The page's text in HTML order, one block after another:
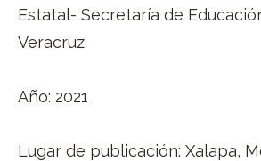
Estatal- Secretaría de
Veracruz
Año: 2021
Lugar de publicación: Xalapa,